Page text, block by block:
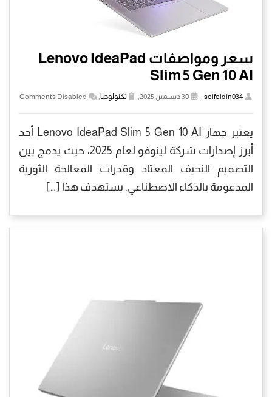
سعر ومواصفات Lenovo IdeaPad
Slim 5 Gen 10 AI
seifeldin034
, تكنولوجيا,
Comments Disabled
يعتبر جهاز Lenovo IdeaPad Slim 5 Gen 10 AI أحد
أبرز إصدارات شركة لينوفو لعام 2025، حيث يدمج بين
التصميم النحيف المعتاد وقدرات المعالجة الثورية
المدعومة بالذكاء الاصطناعي. يستهدف هذا […]